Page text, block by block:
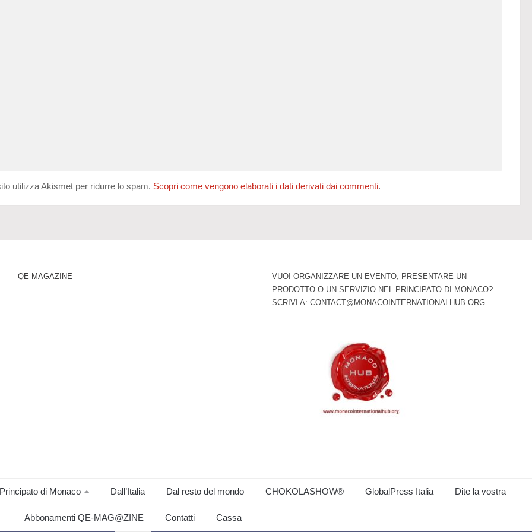
utilizza Akismet per ridurre lo spam. Scopri come vengono elaborati i dati derivati dai commenti.
QE-MAGAZINE
VUOI ORGANIZZARE UN EVENTO, PRESENTARE UN
PRODOTTO O UN SERVIZIO NEL PRINCIPATO DI MONACO?
SCRIVI A: CONTACT@MONACOINTERNATIONALHUB.ORG
di Monaco Dall’Italia Dal resto del mondo CHOKOLASHOW® GlobalPress Italia Dite la vostra
Abbonamenti QE-MAG@ZINE Contatti Cassa